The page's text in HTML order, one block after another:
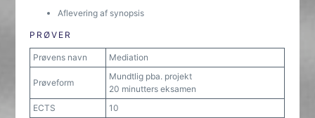
Aflevering af synopsis
PRØVER
Prøvens navn Mediation
Prøveform
Mundtlig pba. projekt
20 minutters eksamen
ECTS
10